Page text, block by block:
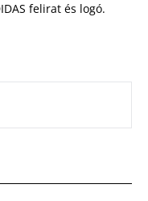
felirat és logó.